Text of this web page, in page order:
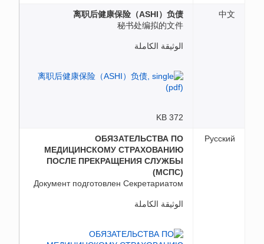
中文
离职后健康保险（ASHI）负债
秘书处编拟的文件
الوثيقة الكاملة
372 KB
Русский
ОБЯЗАТЕЛЬСТВА ПО
МЕДИЦИНСКОМУ СТРАХОВАНИЮ
ПОСЛЕ ПРЕКРАЩЕНИЯ СЛУЖБЫ
(МСПС)
Документ подготовлен Секретариатом
الوثيقة الكاملة